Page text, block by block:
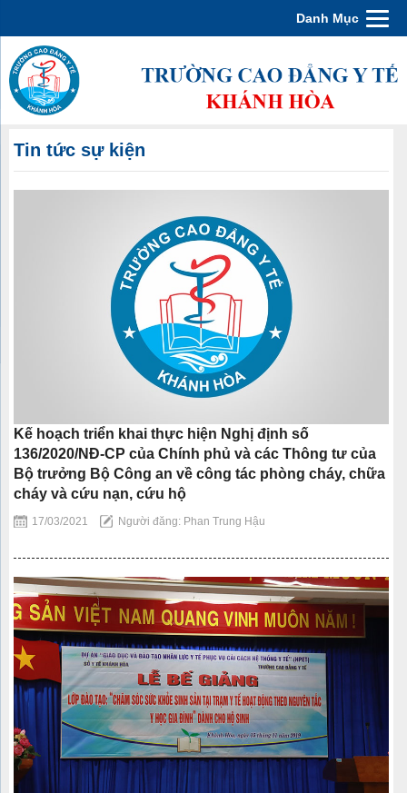
Danh Mục
Tin tức sự kiện
Kế hoạch triển khai thực hiện Nghị định số
136/2020/NĐ-CP của Chính phủ và các Thông tư của
Bộ trưởng Bộ Công an về công tác phòng cháy, chữa
cháy và cứu nạn, cứu hộ
17/03/2021 Người đăng: Phan Trung Hậu